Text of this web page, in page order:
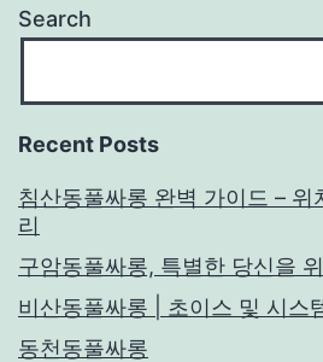
Search
Recent Posts
침산동풀싸롱 완벽 가이드 – 위
리
구암동풀싸롱, 특별한 당신을
비산동풀싸롱 | 초이스 및 시스
동천동풀싸롱